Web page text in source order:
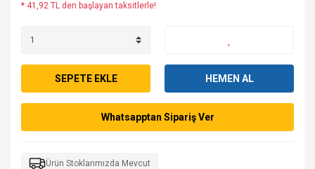
* 41,92 TL den başlayan taksitlerle!
SEPETE EKLE HEMEN AL
Whatsapptan Sipariş Ver
Ürün Stoklarımızda Mevcut